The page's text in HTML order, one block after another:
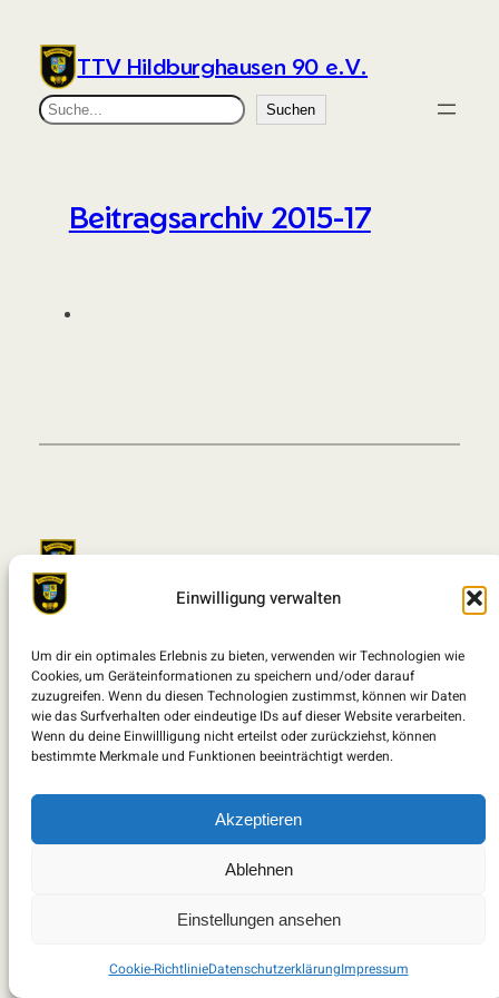
Einwilligung verwalten
Um dir ein optimales Erlebnis zu bieten, verwenden wir Technologien wie
Cookies, um Geräteinformationen zu speichern und/oder darauf
zuzugreifen. Wenn du diesen Technologien zustimmst, können wir Daten
wie das Surfverhalten oder eindeutige IDs auf dieser Website verarbeiten.
Wenn du deine Einwillligung nicht erteilst oder zurückziehst, können
bestimmte Merkmale und Funktionen beeinträchtigt werden.
Akzeptieren
Ablehnen
Einstellungen ansehen
Cookie-RichtlinieDatenschutzerklärungImpressum
Inhalt
springen TTV Hildburghausen 90 e.V.
Suchen Suchen
Beitragsarchiv 2015-17
TTV Hildburghausen 90 e.V.
© TTV Hildburghausen 90 e.V.
Facebook
Instagram
Datenschutzerklärung
Cookie-Richtlinie (EU)